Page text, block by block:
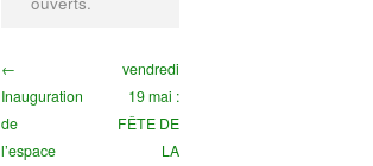
←
Inauguration
de
l’espace
vendredi
19 mai :
FÊTE DE
LA